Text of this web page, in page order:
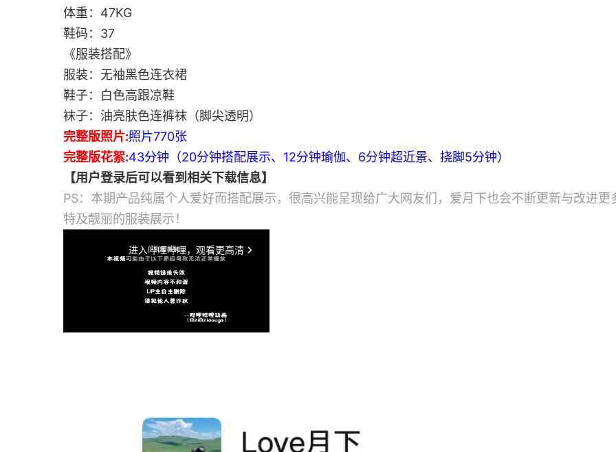
体重：47KG
鞋码：37
《服装搭配》
服装：无袖黑色连衣裙
鞋子：白色高跟凉鞋
袜子：油亮肤色连裤袜（脚尖透明）
完整版照片:照片770张
完整版花絮:43分钟（20分钟搭配展示、12分钟瑜伽、6分钟超近景、挠脚5分钟）
【用户登录后可以看到相关下载信息】
PS：本期产品纯属个人爱好而搭配展示，很高兴能呈现给广大网友们，爱月下也会不断更新与改进更
特及靓丽的服装展示！